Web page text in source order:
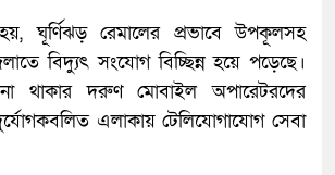
হয়, ঘূর্ণিঝড় রেমালের প্রভাবে উপকূলসহ
বিদ্যুৎ সংযোগ বিচ্ছিন্ন হয়ে পড়েছে।
থাকার দরুণ মোবাইল অপারেটরদের
এলাকায় টেলিযোগাযোগ সেবা